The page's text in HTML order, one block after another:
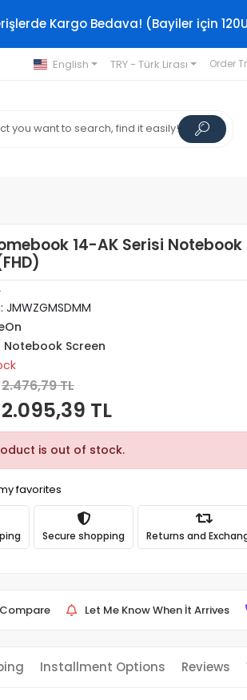
Kargo Bedava! (Bayiler için
English TRY - Türk Lirası Order
14-AK Serisi Notebook
JMWZGMSDMM
Notebook Screen
2.476,79 TL
2.095,39 TL
is out of stock.
favorites
Secure shopping Returns and
Compare Let Me Know When İt Arrives
Installment Options Reviews